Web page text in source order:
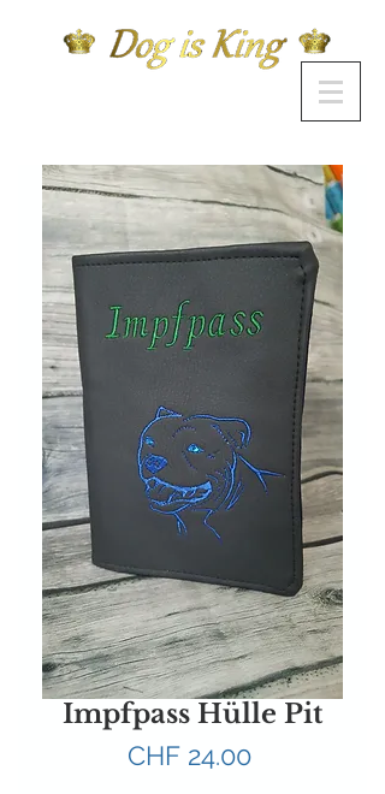
Impfpass Hülle Pit
CHF 24.00Preis